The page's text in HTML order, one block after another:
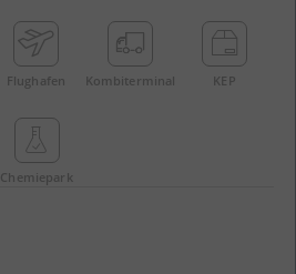
Flughafen Kombi­terminal KEP
Chemie­park